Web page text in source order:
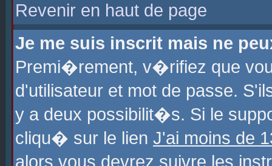
Revenir en haut de page
Je me suis inscrit mais ne
Premi�rement, v�rifiez que
d'utilisateur et mot de passe.
y a deux possibilit�s. Si le
cliqu� sur le lien J'ai moins de
alors vous devrez suivre les